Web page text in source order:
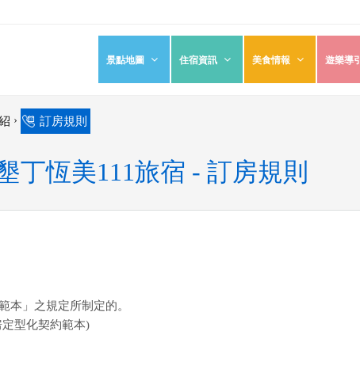
景點地圖 住宿資訊 美食情報 遊樂導引
› 訂房規則
丁恆美111旅宿 - 訂房規則
本」之規定所制定的。
型化契約範本)